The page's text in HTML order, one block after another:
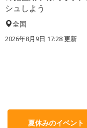
シュしよう
全国
2026年8月9日 17:28更新
夏休みのイベント